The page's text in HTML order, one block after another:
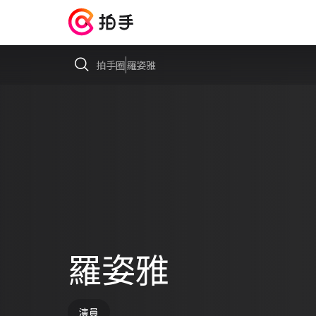
拍手圈羅姿雅
羅姿雅
演員